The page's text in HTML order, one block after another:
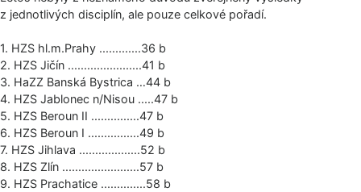
z jednotlivých disciplín, ale pouze celkové pořadí.
1. HZS hl.m.Prahy .............36 b
2. HZS Jičín .............­..........41 b
3. HaZZ Banská Bystrica …44 b
4. HZS Jablonec n/Nisou .....47 b
5. HZS Beroun II ...............47 b
6. HZS Beroun I .............­...49 b
7. HZS Jihlava .............­......52 b
8. HZS Zlín .............­...........57 b
9. HZS Prachatice ..............58 b